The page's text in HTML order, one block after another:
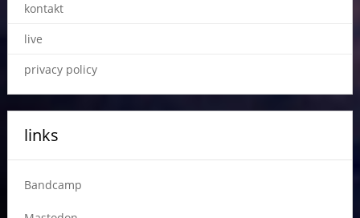
kontakt
live
privacy policy
links
Bandcamp